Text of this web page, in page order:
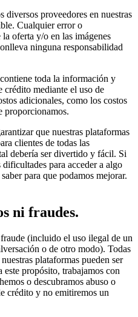
diversos proveedores en nuestras
Cualquier error o
oferta y/o en las imágenes
ninguna responsabilidad
toda la información y
crédito mediante el uso de
adicionales, como los costos
proporcionamos.
que nuestras plataformas
clientes de todas las
debería ser divertido y fácil. Si
para acceder a algo
para que podamos mejorar.
ni fraudes.
(incluido el uso ilegal de un
o de otro modo). Todas
plataformas pueden ser
este propósito, trabajamos con
o descubramos abuso o
crédito y no emitiremos un